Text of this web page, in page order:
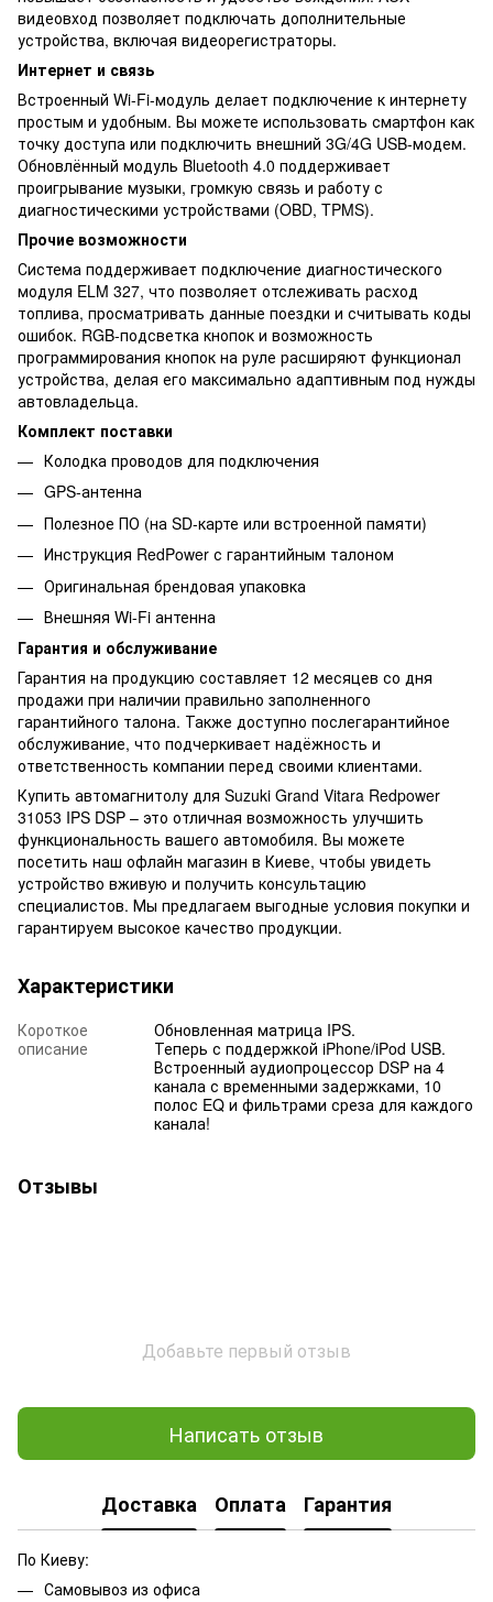
видеовход позволяет подключать дополнительные
устройства, включая видеорегистраторы.
Интернет и связь
Встроенный Wi-Fi-модуль делает подключение к интернету
простым и удобным. Вы можете использовать смартфон как
точку доступа или подключить внешний 3G/4G USB-модем.
Обновлённый модуль Bluetooth 4.0 поддерживает
проигрывание музыки, громкую связь и работу с
диагностическими устройствами (OBD, TPMS).
Прочие возможности
Система поддерживает подключение диагностического
модуля ELM 327, что позволяет отслеживать расход
топлива, просматривать данные поездки и считывать коды
ошибок. RGB-подсветка кнопок и возможность
программирования кнопок на руле расширяют функционал
устройства, делая его максимально адаптивным под нужды
автовладельца.
Комплект поставки
Колодка проводов для подключения
GPS-антенна
Полезное ПО (на SD-карте или встроенной памяти)
Инструкция RedPower с гарантийным талоном
Оригинальная брендовая упаковка
Внешняя Wi-Fi антенна
Гарантия и обслуживание
Гарантия на продукцию составляет 12 месяцев со дня
продажи при наличии правильно заполненного
гарантийного талона. Также доступно послегарантийное
обслуживание, что подчеркивает надёжность и
ответственность компании перед своими клиентами.
Купить автомагнитолу для Suzuki Grand Vitara Redpower
31053 IPS DSP – это отличная возможность улучшить
функциональность вашего автомобиля. Вы можете
посетить наш офлайн магазин в Киеве, чтобы увидеть
устройство вживую и получить консультацию
специалистов. Мы предлагаем выгодные условия покупки и
гарантируем высокое качество продукции.
Характеристики
Короткое
описание
Обновленная матрица IPS.
Теперь с поддержкой iPhone/iPod USB.
Встроенный аудиопроцессор DSP на 4
канала с временными задержками, 10
полос EQ и фильтрами среза для каждого
канала!
Отзывы
Добавьте первый отзыв
Написать отзыв
Доставка Оплата Гарантия
По Киеву:
Самовывоз из офиса